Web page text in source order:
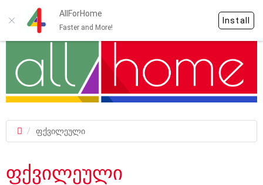
AllForHome
Faster and More!
Install
ფქვილეული
ფქვილეული